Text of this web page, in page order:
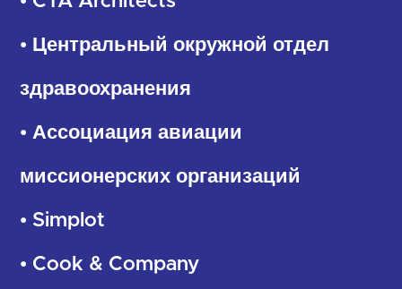
• Центральный окружной отдел
здравоохранения
• Ассоциация авиации
миссионерских организаций
• Simplot
• Cook & Company